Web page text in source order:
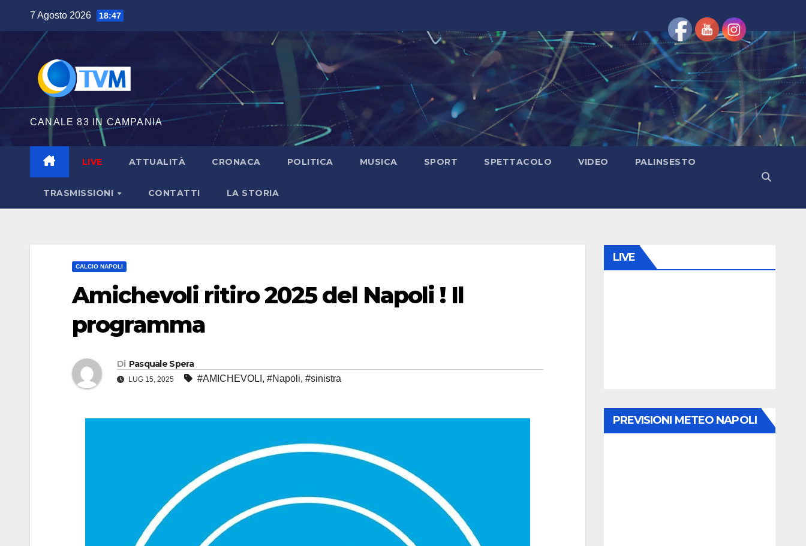
contenuto
7 Agosto 2026 18:47
CANALE 83 IN CAMPANIA
LIVE ATTUALITÀ CRONACA POLITICA MUSICA SPORT SPETTACOLO VIDEO PALINSESTO
TRASMISSIONI CONTATTI LA STORIA
CALCIO NAPOLI
Amichevoli ritiro 2025 del Napoli ! Il
programma
Di Pasquale Spera
LUG 15, 2025 #AMICHEVOLI , #Napoli, #sinistra
LIVE
PREVISIONI METEO NAPOLI